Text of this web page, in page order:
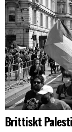
Brittiskt